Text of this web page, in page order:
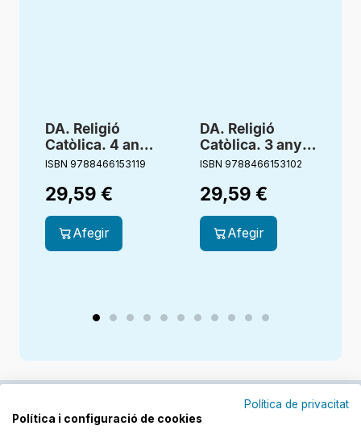
DA. Religió
Catòlica. 4 anys.
Estigueu
Creixent junts
ISBN 9788466153119
29,59 €
Afegir
DA. Religió
Catòlica. 3 anys.
Estigueu
Creixent junts
ISBN 9788466153102
29,59 €
Afegir
Política de privacitat
Política i configuració de cookies